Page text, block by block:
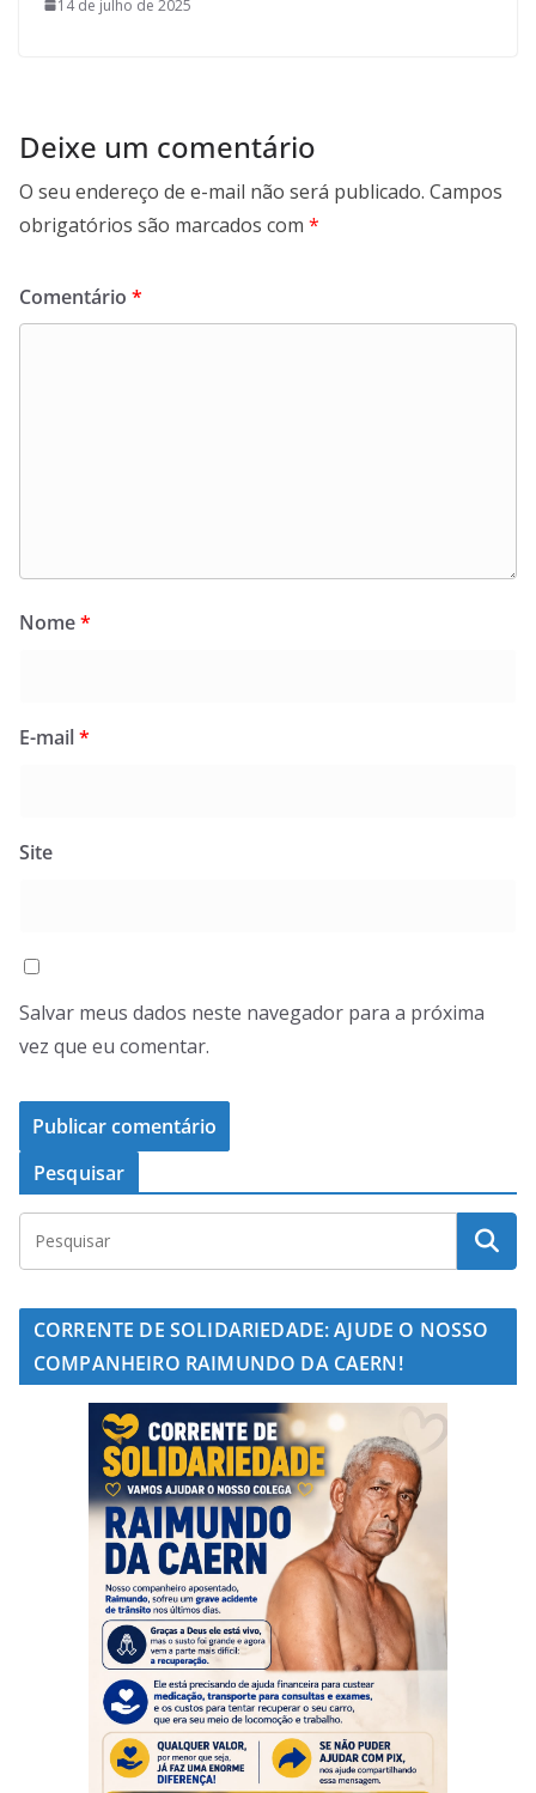
14 de julho de 2025
Deixe um comentário
O seu endereço de e-mail não será publicado. Campos
obrigatórios são marcados com *
Comentário *
Nome*
E-mail*
Site
Salvar meus dados neste navegador para a próxima
vez que eu comentar.
Pesquisar
CORRENTE DE SOLIDARIEDADE: AJUDE O NOSSO
COMPANHEIRO RAIMUNDO DA CAERN!